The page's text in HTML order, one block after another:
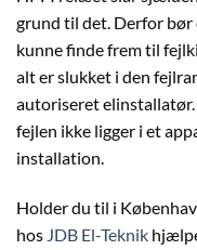
grund til det. Derfor
kunne finde frem til
alt er slukket i den
autoriseret elinstallatør.
fejlen ikke ligger i et
installation.
Holder du til i
hos JDB El-Teknik